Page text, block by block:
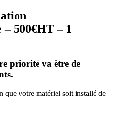
500€HT – 1
priorité va être de
que votre matériel soit installé de